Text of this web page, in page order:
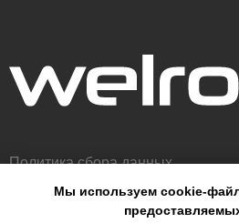
Мы используем cookie-
Политика сбора данных
Оферта